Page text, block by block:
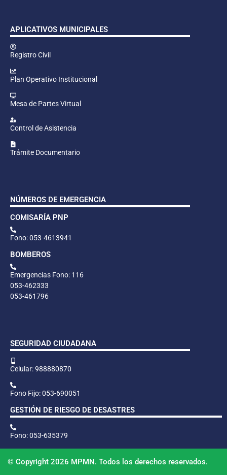
APLICATIVOS MUNICIPALES
Registro Civil
Plan Operativo Institucional
Mesa de Partes Virtual
Control de Asistencia
Trámite Documentario
NÚMEROS DE EMERGENCIA
COMISARÍA PNP
Fono: 053-4613941
BOMBEROS
Emergencias Fono: 116
053-462333
053-461796
SEGURIDAD CIUDADANA
Celular: 988880870
Fono Fijo: 053-690051
GESTIÓN DE RIESGO DE DESASTRES
Fono: 053-635379
© Copyright 2026 MPMN. Todos los derechos reservados.